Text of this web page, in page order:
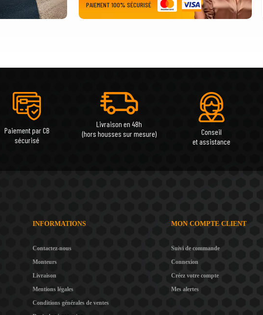
PAIEMENT 100% SÉCURISÉ
Paiement par CB
sécurisé
Livraison en 48h
(hors housses sur mesure)
Conseil
et assistance
INFORMATIONS
Contactez-nous
Monteurs
Livraison
Mentions légales
Conditions générales de ventes
MON COMPTE CLIENT
Suivi de commande
Connexion
Créez votre compte
Mes alertes